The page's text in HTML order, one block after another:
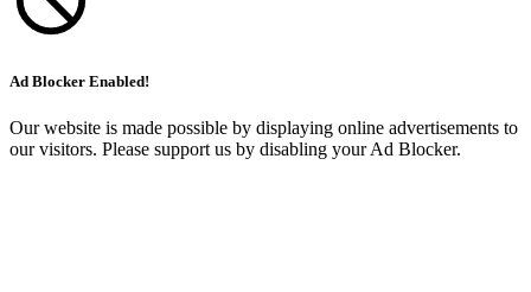
Ad Blocker Enabled!
Our website is made possible by displaying online advertisements to
our visitors. Please support us by disabling your Ad Blocker.